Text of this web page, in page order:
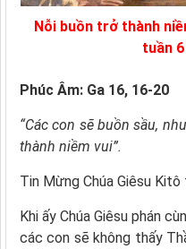
Nỗi buồn trở thành
tuần
Phúc Âm: Ga 16, 16-20
“Các con sẽ buồn sầu,
thành niềm vui”.
Tin Mừng Chúa Giêsu Kitô
Khi ấy Chúa Giêsu phán
các con sẽ không thấy